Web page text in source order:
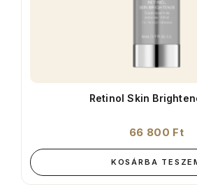
Retinol Skin
66 800 Ft
KOSÁRBA